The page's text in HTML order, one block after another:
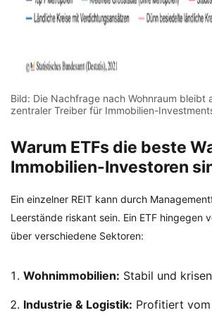
Bild: Die Nachfrage nach Wohnraum bleibt
zentraler Treiber für Immobilien-
Warum ETFs die beste
Immobilien-Investoren
Ein einzelner REIT kann durch
Leerstände riskant sein. Ein ETF hingegen
über verschiedene Sektoren:
Wohnimmobilien: Stabil und
Industrie & Logistik: Profitiert